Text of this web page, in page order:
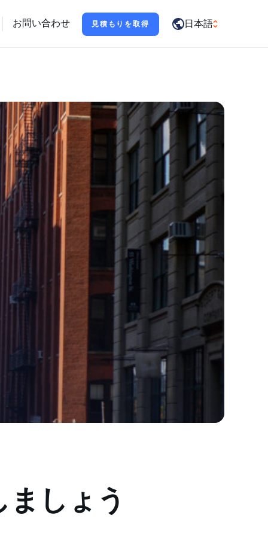
お問い合わせ 見積もりを取得 日本語
Deutsch
Italiano
日本語
Português
Русский
Español
しょう